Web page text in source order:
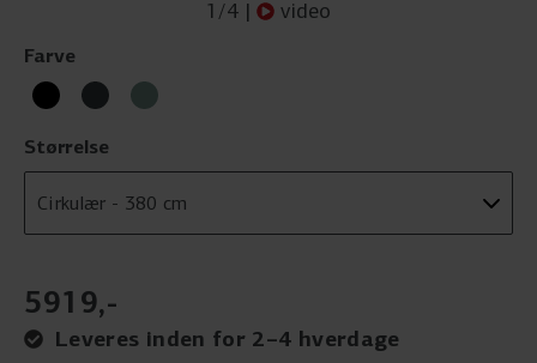
1 /4 | video
Farve
Størrelse
5919,-
Leveres inden for 2–4 hverdage